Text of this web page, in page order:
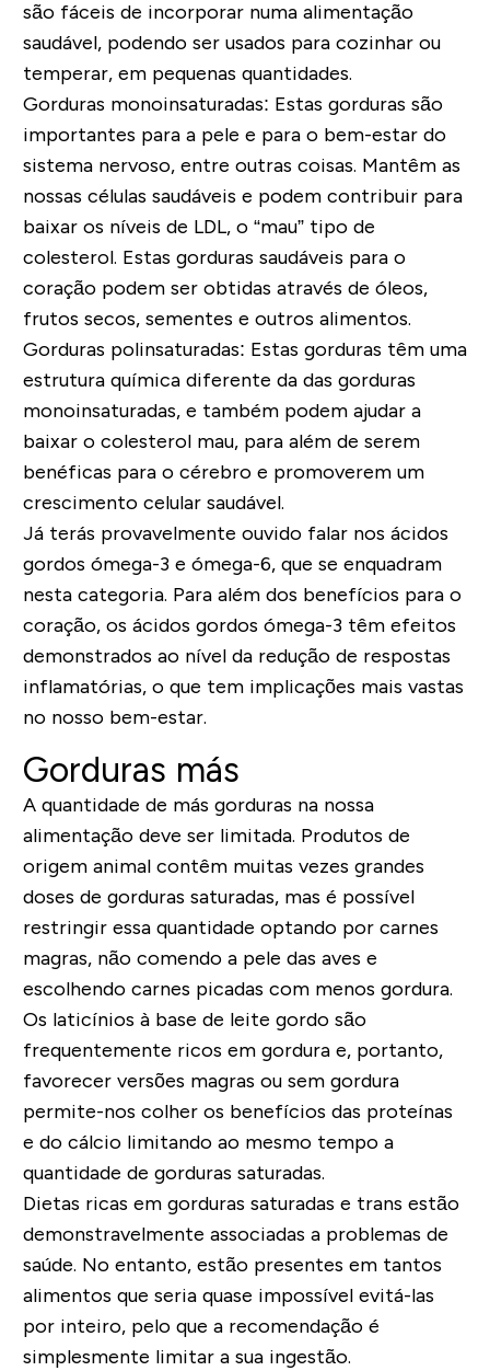
são fáceis de incorporar numa alimentação
saudável, podendo ser usados para cozinhar ou
temperar, em pequenas quantidades.
Gorduras monoinsaturadas: Estas gorduras são
importantes para a pele e para o bem-estar do
sistema nervoso, entre outras coisas. Mantêm as
nossas células saudáveis e podem contribuir para
baixar os níveis de LDL, o “mau” tipo de
colesterol. Estas gorduras saudáveis para o
coração podem ser obtidas através de óleos,
frutos secos, sementes e outros alimentos.
Gorduras polinsaturadas: Estas gorduras têm uma
estrutura química diferente da das gorduras
monoinsaturadas, e também podem ajudar a
baixar o colesterol mau, para além de serem
benéficas para o cérebro e promoverem um
crescimento celular saudável.
Já terás provavelmente ouvido falar nos ácidos
gordos ómega-3 e ómega-6, que se enquadram
nesta categoria. Para além dos benefícios para o
coração, os ácidos gordos ómega-3 têm efeitos
demonstrados ao nível da redução de respostas
inflamatórias, o que tem implicações mais vastas
no nosso bem-estar.
Gorduras más
A quantidade de más gorduras na nossa
alimentação deve ser limitada. Produtos de
origem animal contêm muitas vezes grandes
doses de gorduras saturadas, mas é possível
restringir essa quantidade optando por carnes
magras, não comendo a pele das aves e
escolhendo carnes picadas com menos gordura.
Os laticínios à base de leite gordo são
frequentemente ricos em gordura e, portanto,
favorecer versões magras ou sem gordura
permite-nos colher os benefícios das proteínas
e do cálcio limitando ao mesmo tempo a
quantidade de gorduras saturadas.
Dietas ricas em gorduras saturadas e trans estão
demonstravelmente associadas a problemas de
saúde. No entanto, estão presentes em tantos
alimentos que seria quase impossível evitá-las
por inteiro, pelo que a recomendação é
simplesmente limitar a sua ingestão.